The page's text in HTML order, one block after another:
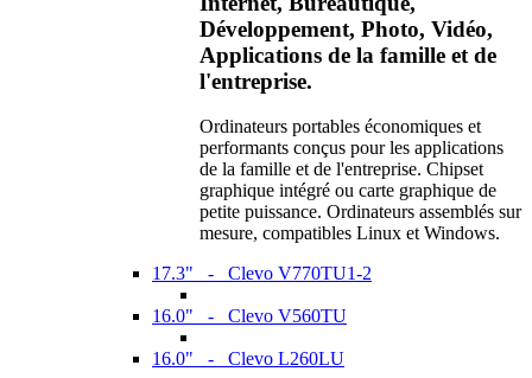
Développement, Photo, Vidéo,
Applications de la famille et de
l'entreprise.
Ordinateurs portables économiques et
performants conçus pour les applications
de la famille et de l'entreprise. Chipset
graphique intégré ou carte graphique de
petite puissance. Ordinateurs assemblés sur
mesure, compatibles Linux et Windows.
17.3" - Clevo V770TU1-2
16.0" - Clevo V560TU
16.0" - Clevo L260LU